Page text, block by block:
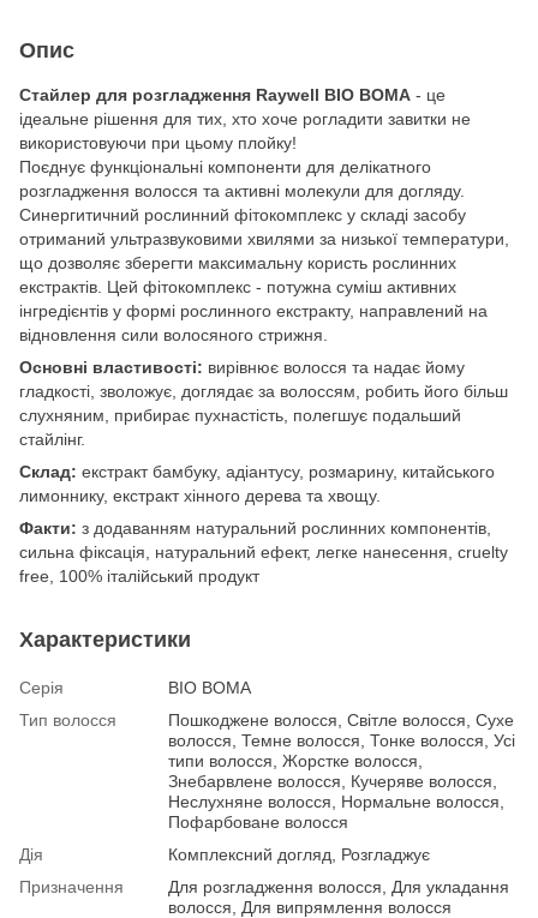
Опис
Стайлер для розгладження Raywell BIO BOMA - це
ідеальне рішення для тих, хто хоче рогладити завитки не
використовуючи при цьому плойку!
Поєднує функціональні компоненти для делікатного
розгладження волосся та активні молекули для догляду.
Синергитичний рослинний фітокомплекс у складі засобу
отриманий ультразвуковими хвилями за низької температури,
що дозволяє зберегти максимальну користь рослинних
екстрактів. Цей фітокомплекс - потужна суміш активних
інгредієнтів у формі рослинного екстракту, направлений на
відновлення сили волосяного стрижня.
Основні властивості: вирівнює волосся та надає йому
гладкості, зволожує, доглядає за волоссям, робить його більш
слухняним, прибирає пухнастість, полегшує подальший
стайлінг.
Склад: екстракт бамбуку, адіантусу, розмарину, китайського
лимоннику, екстракт хінного дерева та хвощу.
Факти: з додаванням натуральний рослинних компонентів,
сильна фіксація, натуральний ефект, легке нанесення, cruelty
free, 100% італійський продукт
Характеристики
Серія
BIO BOMA
Тип волосся
Пошкоджене волосся, Світле волосся, Сухе
волосся, Темне волосся, Тонке волосся, Усі
типи волосся, Жорстке волосся,
Знебарвлене волосся, Кучеряве волосся,
Неслухняне волосся, Нормальне волосся,
Пофарбоване волосся
Дія
Комплексний догляд, Розгладжує
Призначення
Для розгладження волосся, Для укладання
волосся, Для випрямлення волосся